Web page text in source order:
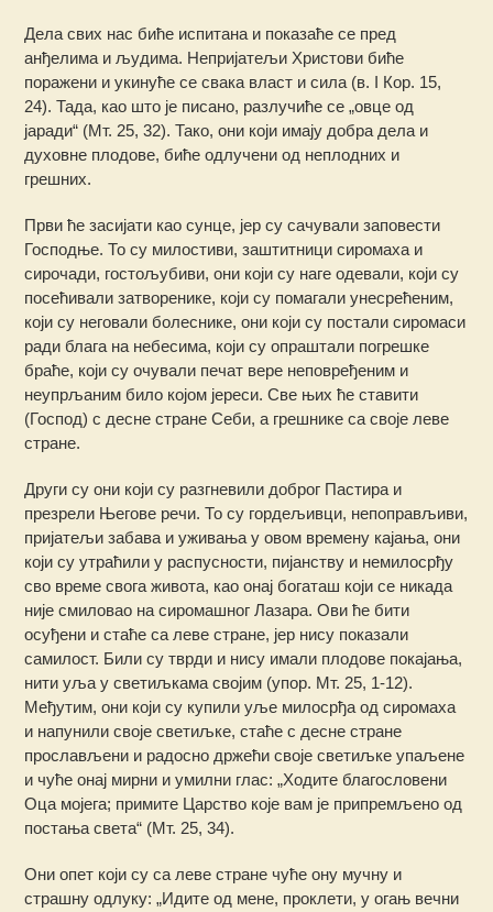
Дела свих нас биће испитана и показаће се пред
анђелима и људима. Непријатељи Христови биће
поражени и укинуће се свака власт и сила (в. I Кор. 15,
24). Тада, као што је писано, разлучиће се „овце од
јаради“ (Мт. 25, 32). Тако, они који имају добра дела и
духовне плодове, биће одлучени од неплодних и
грешних.
Први ће засијати као сунце, јер су сачували заповести
Господње. То су милостиви, заштитници сиромаха и
сирочади, гостољубиви, они који су наге одевали, који су
посећивали затворенике, који су помагали унесрећеним,
који су неговали болеснике, они који су постали сиромаси
ради блага на небесима, који су опраштали погрешке
браће, који су очували печат вере неповређеним и
неупрљаним било којом јереси. Све њих ће ставити
(Господ) с десне стране Себи, а грешнике са своје леве
стране.
Други су они који су разгневили доброг Пастира и
презрели Његове речи. То су гордељивци, непоправљиви,
пријатељи забава и уживања у овом времену кајања, они
који су утраћили у распусности, пијанству и немилосрђу
сво време свога живота, као онај богаташ који се никада
није смиловао на сиромашног Лазара. Ови ће бити
осуђени и стаће са леве стране, јер нису показали
самилост. Били су тврди и нису имали плодове покајања,
нити уља у светиљкама својим (упор. Мт. 25, 1-12).
Међутим, они који су купили уље милосрђа од сиромаха
и напунили своје светиљке, стаће с десне стране
прослављени и радосно држећи своје светиљке упаљене
и чуће онај мирни и умилни глас: „Ходите благословени
Оца мојега; примите Царство које вам је припремљено од
постања света“ (Мт. 25, 34).
Они опет који су са леве стране чуће ону мучну и
страшну одлуку: „Идите од мене, проклети, у огањ вечни